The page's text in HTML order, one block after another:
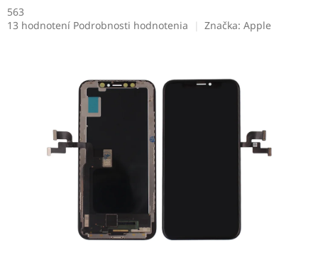
563
Priemerné
13 hodnotení Podrobnosti hodnotenia Značka: Apple